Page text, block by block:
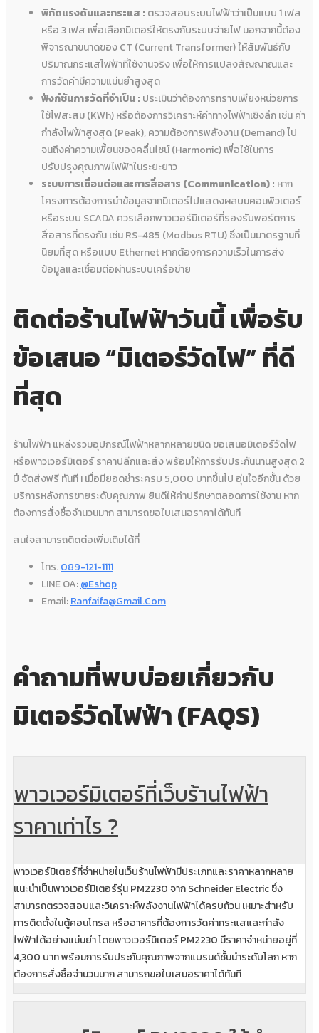
พิกัดแรงดันและกระแส : ตรวจสอบระบบไฟฟ้าว่าเป็นแบบ 1 เฟส
หรือ 3 เฟส เพื่อเลือกมิเตอร์ให้ตรงกับระบบจ่ายไฟ นอกจากนี้ต้อง
พิจารณาขนาดของ CT (Current Transformer) ให้สัมพันธ์กับ
ปริมาณกระแสไฟฟ้าที่ใช้งานจริง เพื่อให้การแปลงสัญญาณและ
การวัดค่ามีความแม่นยำสูงสุด
ฟังก์ชันการวัดที่จำเป็น : ประเมินว่าต้องการทราบเพียงหน่วยการ
ใช้ไฟสะสม (kWh) หรือต้องการวิเคราะห์ค่าทางไฟฟ้าเชิงลึก เช่น ค่า
กำลังไฟฟ้าสูงสุด (Peak), ความต้องการพลังงาน (Demand) ไป
จนถึงค่าความเพี้ยนของคลื่นไซน์ (Harmonic) เพื่อใช้ในการ
ปรับปรุงคุณภาพไฟฟ้าในระยะยาว
ระบบการเชื่อมต่อและการสื่อสาร (Communication) : หาก
โครงการต้องการนำข้อมูลจากมิเตอร์ไปแสดงผลบนคอมพิวเตอร์
หรือระบบ SCADA ควรเลือกพาวเวอร์มิเตอร์ที่รองรับพอร์ตการ
สื่อสารที่ตรงกัน เช่น RS-485 (Modbus RTU) ซึ่งเป็นมาตรฐานที่
นิยมที่สุด หรือแบบ Ethernet หากต้องการความเร็วในการส่ง
ข้อมูลและเชื่อมต่อผ่านระบบเครือข่าย
ติดต่อร้านไฟฟ้าวันนี้ เพื่อรับ
ข้อเสนอ “มิเตอร์วัดไฟ” ที่ดี
ที่สุด
ร้านไฟฟ้า แหล่งรวมอุปกรณ์ไฟฟ้าหลากหลายชนิด ขอเสนอมิเตอร์วัดไฟ
หรือพาวเวอร์มิเตอร์ ราคาปลีกและส่ง พร้อมให้การรับประกันนานสูงสุด 2
ปี จัดส่งฟรี ทันที ! เมื่อมียอดชำระครบ 5,000 บาทขึ้นไป อุ่นใจอีกขั้น ด้วย
บริการหลังการขายระดับคุณภาพ ยินดีให้คำปรึกษาตลอดการใช้งาน หาก
ต้องการสั่งซื้อจำนวนมาก สามารถขอใบเสนอราคาได้ทันที
สนใจสามารถติดต่อเพิ่มเติมได้ที่
โทร.089-121-1111
LINE OA:@eshop
Email:Ranfaifa@gmail.com
คำถามที่พบบ่อยเกี่ยวกับ
มิเตอร์วัดไฟฟ้า (FAQS)
พาวเวอร์มิเตอร์ที่เว็บร้านไฟฟ้า
ราคาเท่าไร ?
พาวเวอร์มิเตอร์ที่จำหน่ายในเว็บร้านไฟฟ้ามีประเภทและราคาหลากหลาย
แนะนำเป็นพาวเวอร์มิเตอร์รุ่น PM2230 จาก Schneider Electric ซึ่ง
สามารถตรวจสอบและวิเคราะห์พลังงานไฟฟ้าได้ครบถ้วน เหมาะสำหรับ
การติดตั้งในตู้คอนโทรล หรืออาคารที่ต้องการวัดค่ากระแสและกำลัง
ไฟฟ้าได้อย่างแม่นยำ โดยพาวเวอร์มิเตอร์ PM2230 มีราคาจำหน่ายอยู่ที่
4,300 บาท พร้อมการรับประกันคุณภาพจากแบรนด์ชั้นนำระดับโลก หาก
ต้องการสั่งซื้อจำนวนมาก สามารถขอใบเสนอราคาได้ทันที